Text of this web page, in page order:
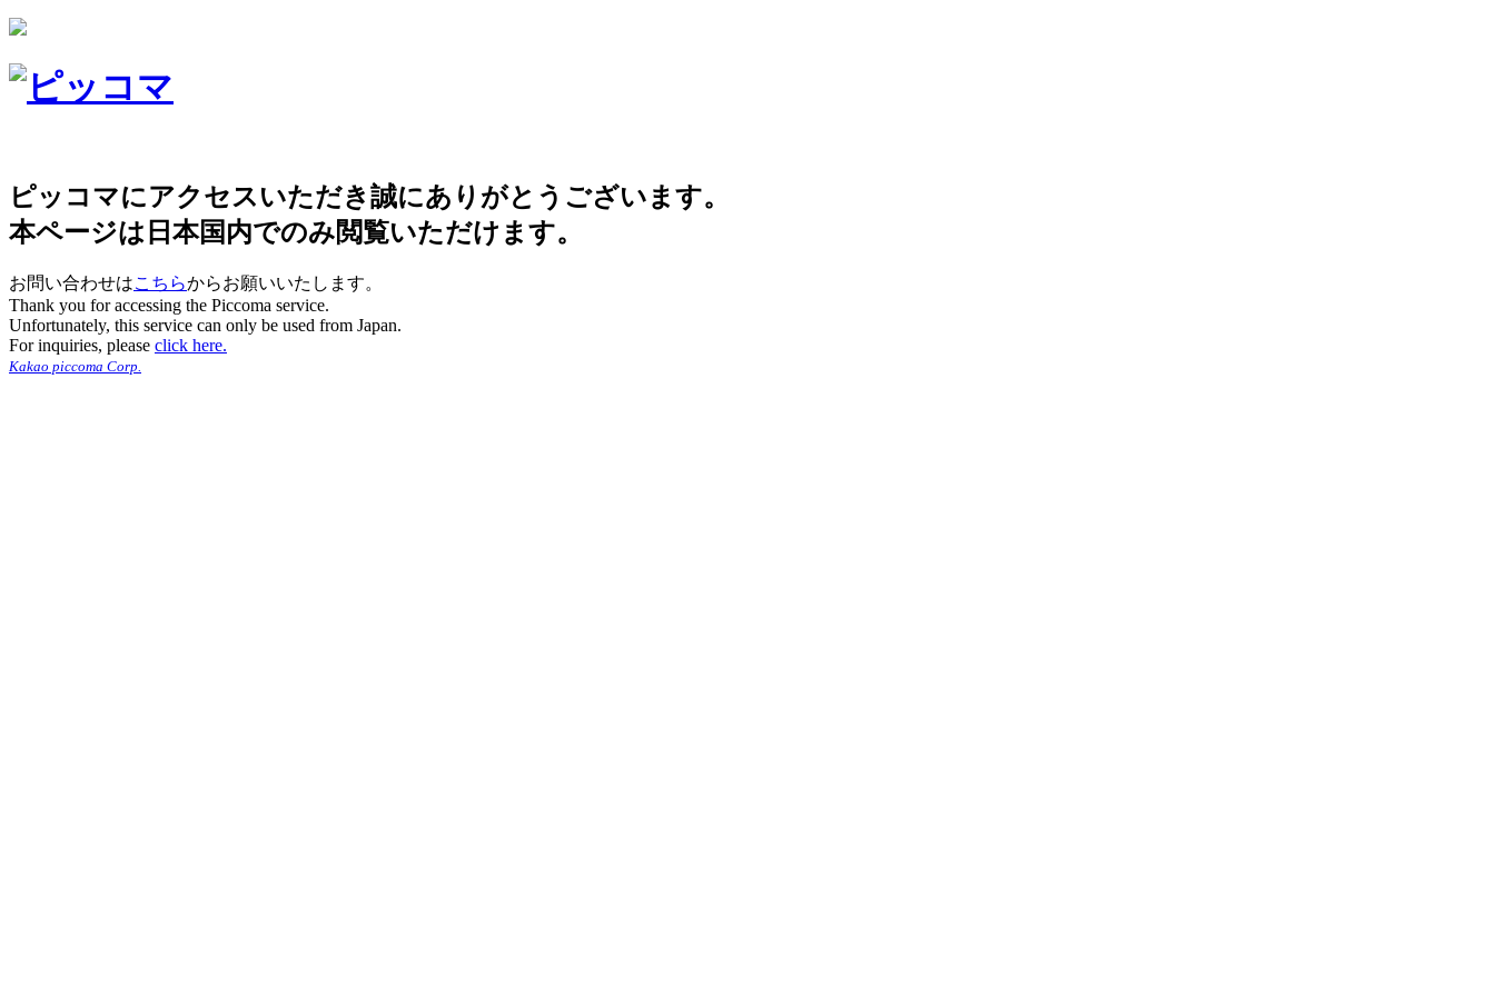
ピッコマにアクセスいただき誠にありがとうございます。
本ページは日本国内でのみ閲覧いただけます。
お問い合わせはこちらからお願いいたします。
Thank you for accessing the Piccoma service.
Unfortunately, this service can only be used from Japan.
For inquiries, please click here.
Kakao piccoma Corp.